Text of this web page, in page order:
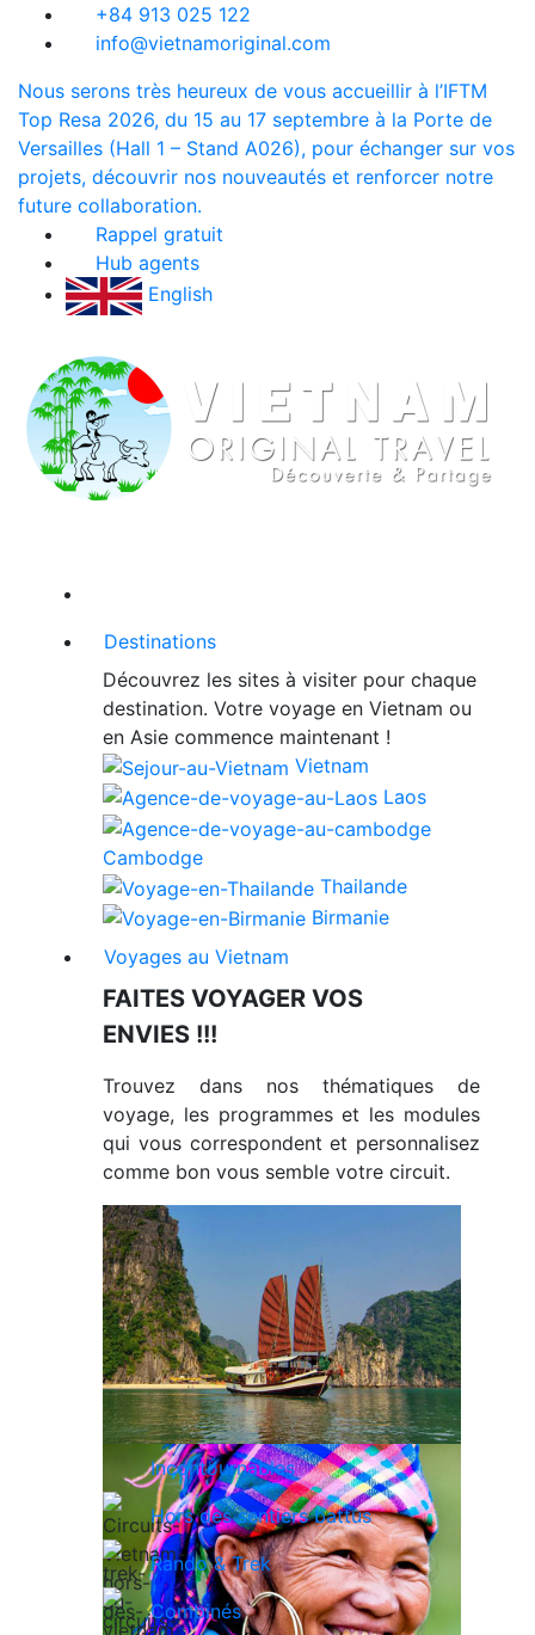
+84 913 025 122
info@vietnamoriginal.com
Nous serons très heureux de vous accueillir à l’IFTM
Top Resa 2026, du 15 au 17 septembre à la Porte de
Versailles (Hall 1 – Stand A026), pour échanger sur vos
projets, découvrir nos nouveautés et renforcer notre
future collaboration.
Rappel gratuit
Hub agents
English
Destinations
Découvrez les sites à visiter pour chaque
destination. Votre voyage en Vietnam ou
en Asie commence maintenant !
Vietnam
Laos
Cambodge
Thailande
Birmanie
Voyages au Vietnam
FAITES VOYAGER VOS
ENVIES !!!
Trouvez dans nos thématiques de
voyage, les programmes et les modules
qui vous correspondent et personnalisez
comme bon vous semble votre circuit.
Incontournables
Hors des sentiers battus
Rando & Trek
Combinés